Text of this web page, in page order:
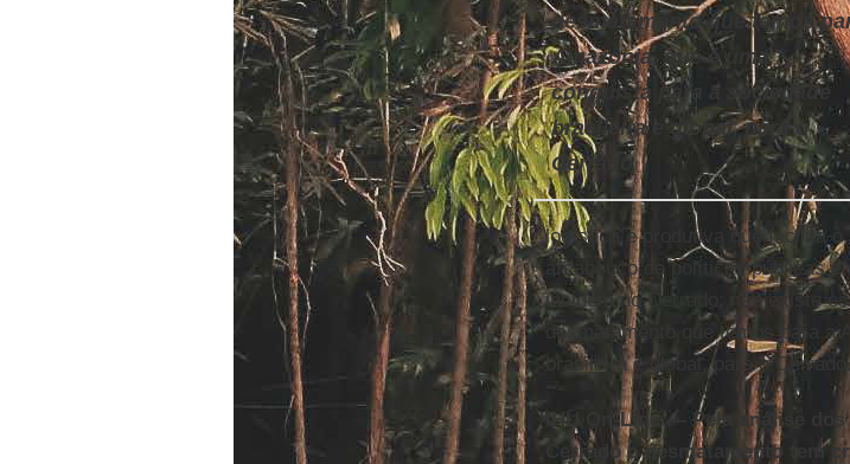
desmatamento que temos
Amazônia, que é uma
conquista para a sociedade
brasileira e global, para o
Cerrado
logística e produtiva que facilita o
arcabouço de políticas públicas
incidem no Cerrado; não existe
desmatamento que temos para a
brasileira e global, para o
IHU On-Line — Pela análise
Cerrado o desmatamento tem